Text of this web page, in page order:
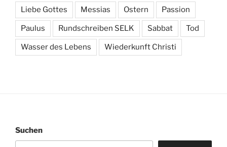
Liebe Gottes Messias Ostern Passion
Paulus Rundschreiben SELK Sabbat Tod
Wasser des Lebens Wiederkunft Christi
Suchen